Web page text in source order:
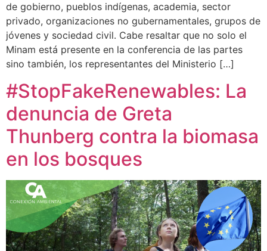
de gobierno, pueblos indígenas, academia, sector
privado, organizaciones no gubernamentales, grupos de
jóvenes y sociedad civil. Cabe resaltar que no solo el
Minam está presente en la conferencia de las partes
sino también, los representantes del Ministerio […]
#StopFakeRenewables: La
denuncia de Greta
Thunberg contra la biomasa
en los bosques